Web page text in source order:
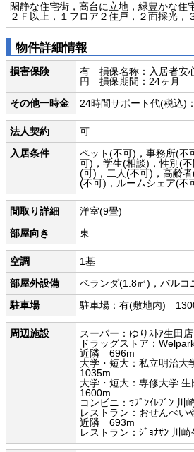
閑静な住宅街，高台に立地，緑豊かな住
２Ｆ以上，１フロア２住戸，２面採光，
物件詳細情報
損害保険
有 損保名称：入居者安
円 損保期間：24ヶ月
その他一時金
24時間サポート代(税込)
法人契約
可
入居条件
ペット(不可)，事務所(不
可)，学生(相談)，性別(
(可)，二人(不可)，高齢
(不可)，ルームシェア(不
間取り詳細
洋室(9畳)
部屋向き
東
空調
1基
部屋外設備
ベランダ(1.8㎡)，バルコ
駐車場
駐車場：有(敷地内)
周辺施設
スーパー：ゆりｽﾄｱ生
ドラッグストア：
近隣 696m
大学・短大：私立明治
1035m
大学・短大：専修大学
1600m
コンビニ：ｾﾌﾞﾝｲﾚﾌﾞﾝ
レストラン：おせんべ
近隣 693m
レストラン：ｼﾞｮﾅｻﾝ